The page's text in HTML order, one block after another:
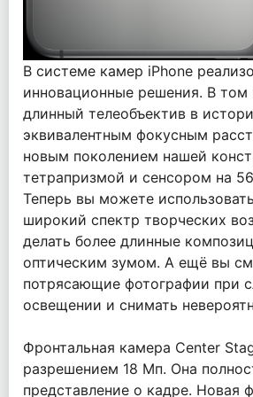
В системе камер iPhone
инновационные решения. В том
длинный телеобъектив в
эквивалентным фокусным
новым поколением нашей
тетрапризмой и сенсором на
Теперь вы можете
широкий спектр творческих
делать более длинные
оптическим зумом. А ещё вы
потрясающие фотографии при
освещении и снимать
Фронтальная камера Center
разрешением 18 Мп. Она
представление о кадре. Новая